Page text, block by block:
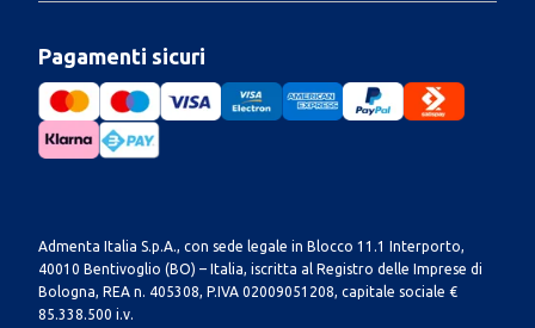
Pagamenti sicuri
Admenta Italia S.p.A., con sede legale in Blocco 11.1 Interporto,
40010 Bentivoglio (BO) – Italia, iscritta al Registro delle Imprese di
Bologna, REA n. 405308, P.IVA 02009051208, capitale sociale €
85.338.500 i.v.